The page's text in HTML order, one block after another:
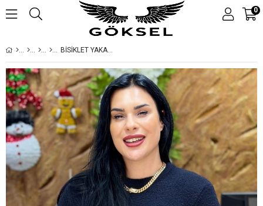
0
BİSİKLET YAKA YUMOİ BÜYÜK BEDEN BLUZ